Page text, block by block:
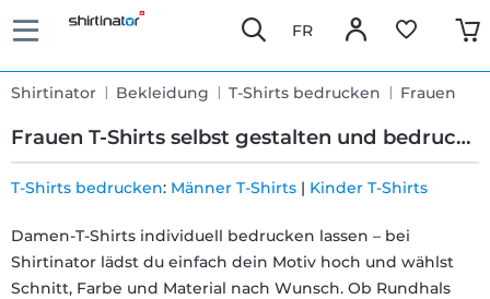
FR
Shirtinator Bekleidung T-Shirts bedrucken Frauen
Frauen T-Shirts selbst gestalten und bedrucken
Lieferung
T-Shirts bedrucken: Männer T-Shirts | Kinder T-Shirts
Damen-T-Shirts individuell bedrucken lassen – bei
Shirtinator lädst du einfach dein Motiv hoch und wählst
Schnitt, Farbe und Material nach Wunsch. Ob Rundhals